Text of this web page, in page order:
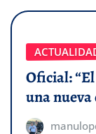
Oficial:
una